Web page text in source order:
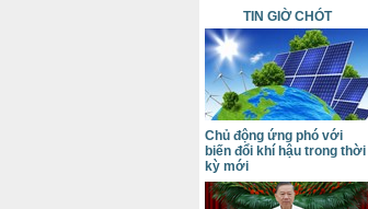
TIN GIỜ CHÓT
Chủ động ứng phó với
biến đổi khí hậu trong thời
kỳ mới